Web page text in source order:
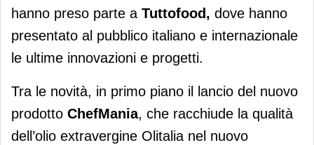
hanno preso parte a Tuttofood, dove hanno
presentato al pubblico italiano e internazionale
le ultime innovazioni e progetti.
Tra le novità, in primo piano il lancio del nuovo
prodotto ChefMania, che racchiude la qualità
dell’olio extravergine Olitalia nel nuovo